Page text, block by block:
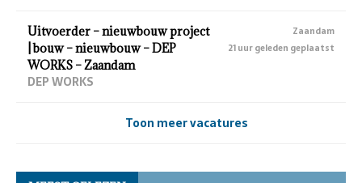
Uitvoerder – nieuwbouw project
| bouw – nieuwbouw – DEP
WORKS – Zaandam
DEP WORKS
Zaandam
21 uur geleden geplaatst
Toon meer vacatures